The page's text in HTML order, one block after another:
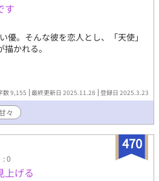
す
優。そんな彼を恋人とし、「天使」
かれる。
数 9,155 最終更新日 2025.11.28 登録日 2025.3.23
々
470
: 0
上げる